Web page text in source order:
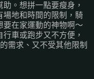
。想拼一點要瘦身，
場地和時間的限制，騎
要在家運動的神物啊～
車或跑步又不方便，
需求、又不受其他限制